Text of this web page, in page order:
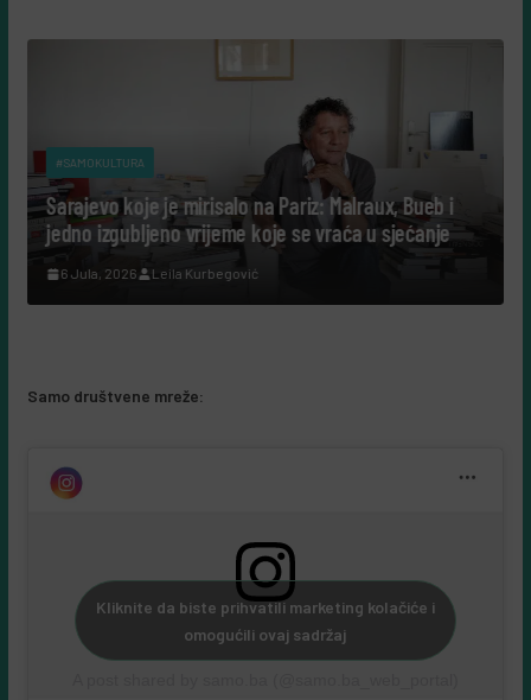
koje je mirisalo na Pariz: Malraux, Bueb i
izgubljeno vrijeme koje se vraća u sjećanje
2026 Leila Kurbegović
Tako su
cijeli život
Samo društvene mreže:
Kliknite da biste prihvatili marketing kolačiće i
omogućili ovaj sadržaj